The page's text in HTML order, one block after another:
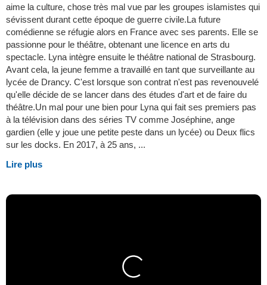
aime la culture, chose très mal vue par les groupes islamistes qui
sévissent durant cette époque de guerre civile.La future
comédienne se réfugie alors en France avec ses parents. Elle se
passionne pour le théâtre, obtenant une licence en arts du
spectacle. Lyna intègre ensuite le théâtre national de Strasbourg.
Avant cela, la jeune femme a travaillé en tant que surveillante au
lycée de Drancy. C'est lorsque son contrat n'est pas revenouvelé
qu'elle décide de se lancer dans des études d'art et de faire du
théâtre.Un mal pour une bien pour Lyna qui fait ses premiers pas
à la télévision dans des séries TV comme Joséphine, ange
gardien (elle y joue une petite peste dans un lycée) ou Deux flics
sur les docks. En 2017, à 25 ans, ...
Lire plus